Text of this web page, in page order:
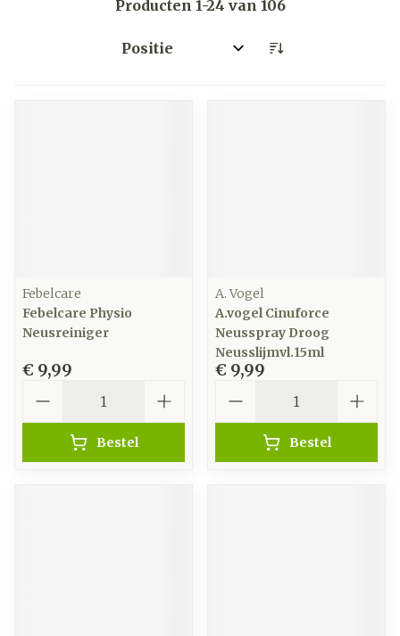
Producten 1-24 van 106
Sorteer op:
Febelcare
Febelcare Physio
Neusreiniger
€ 9,99
Bestel
A. Vogel
A.vogel Cinuforce
Neusspray Droog
Neusslijmvl.15ml
€ 9,99
Bestel